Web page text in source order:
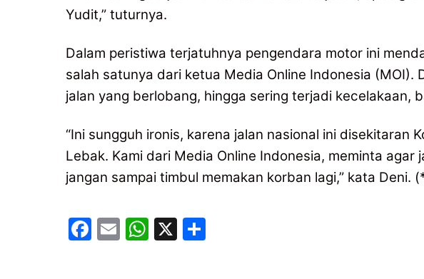
Yudit,” tuturnya.
Dalam peristiwa terjatuhnya pengendara motor ini
salah satunya dari ketua Media Online Indonesia (MOI).
jalan yang berlobang, hingga sering terjadi kecelakaan,
“Ini sungguh ironis, karena jalan nasional ini disekitaran
Lebak. Kami dari Media Online Indonesia, meminta agar
jangan sampai timbul memakan korban lagi,” kata Deni.
F
E
W X